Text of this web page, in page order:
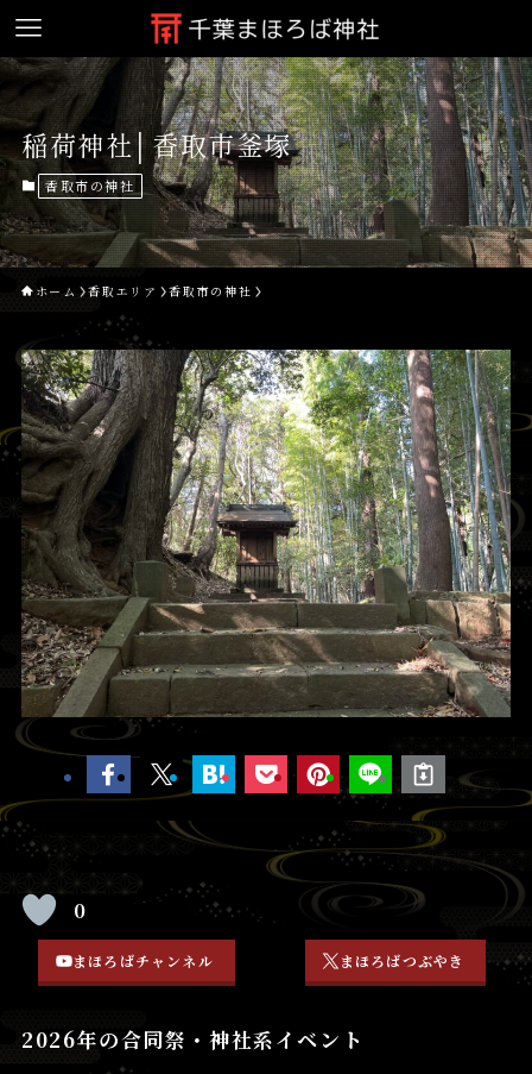
稲荷神社│香取市釜塚
香取市の神社
ホーム 香取エリア 香取市の神社
0
まほろばチャンネル まほろばつぶやき
2026年の合同祭・神社系イベント